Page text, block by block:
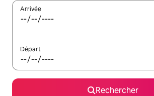
Arrivée
Départ
Rechercher